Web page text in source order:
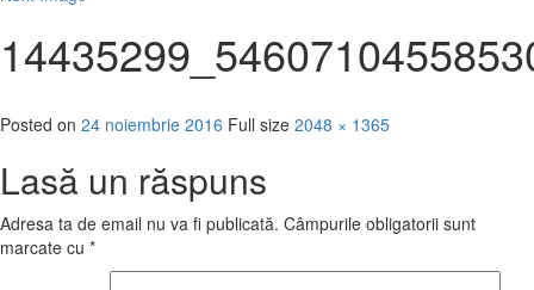
Posted on 24 noiembrie 2016 Full size 2048 × 1365
Lasă un răspuns
Adresa ta de email nu va fi publicată. Câmpurile obligatorii sunt
marcate cu *